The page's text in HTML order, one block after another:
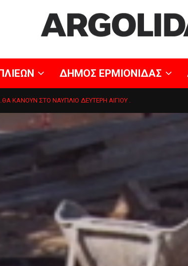
ΔΗΜΟΣ ΕΡΜΙΟΝΙΔΑΣ
ΚΑΝΟΥΝ ΣΤΟ ΝΑΥΠΛΙΟ ΔΕΥΤΕΡΗ ΑΙΓΙΟΥ .